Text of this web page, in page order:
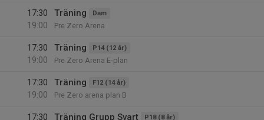
17:30
19:00
Träning Dam
Pre Zero Arena
17:30
19:00
Träning P14 (12 år)
Pre Zero Arena E-plan
17:30
19:00
Träning F12 (14 år)
Pre Zero arena plan B
17:30
Träning Grupp Svart P18 (8 år)